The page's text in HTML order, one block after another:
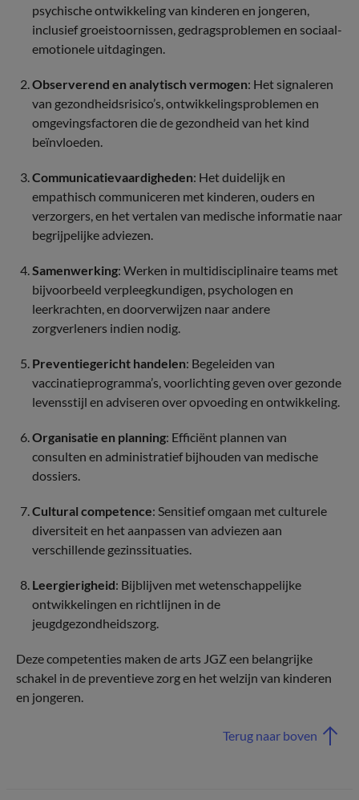
psychische ontwikkeling van kinderen en jongeren,
inclusief groeistoornissen, gedragsproblemen en sociaal-
emotionele uitdagingen.
Observerend en analytisch vermogen: Het signaleren
van gezondheidsrisico’s, ontwikkelingsproblemen en
omgevingsfactoren die de gezondheid van het kind
beïnvloeden.
Communicatievaardigheden: Het duidelijk en
empathisch communiceren met kinderen, ouders en
verzorgers, en het vertalen van medische informatie naar
begrijpelijke adviezen.
Samenwerking: Werken in multidisciplinaire teams met
bijvoorbeeld verpleegkundigen, psychologen en
leerkrachten, en doorverwijzen naar andere
zorgverleners indien nodig.
Preventiegericht handelen: Begeleiden van
vaccinatieprogramma’s, voorlichting geven over gezonde
levensstijl en adviseren over opvoeding en ontwikkeling.
Organisatie en planning: Efficiënt plannen van
consulten en administratief bijhouden van medische
dossiers.
Cultural competence: Sensitief omgaan met culturele
diversiteit en het aanpassen van adviezen aan
verschillende gezinssituaties.
Leergierigheid: Bijblijven met wetenschappelijke
ontwikkelingen en richtlijnen in de
jeugdgezondheidszorg.
Deze competenties maken de arts JGZ een belangrijke
schakel in de preventieve zorg en het welzijn van kinderen
en jongeren.
Terug naar boven